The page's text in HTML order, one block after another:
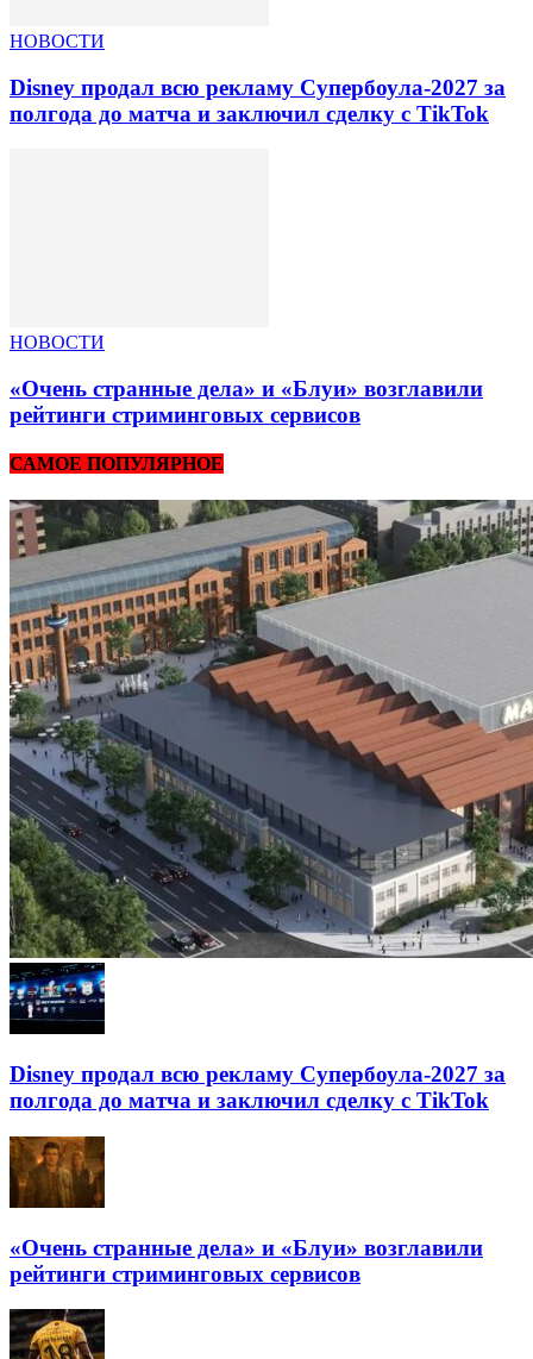
НОВОСТИ
Disney продал всю рекламу Супербоула-2027 за
полгода до матча и заключил сделку с TikTok
НОВОСТИ
«Очень странные дела» и «Блуи» возглавили
рейтинги стриминговых сервисов
САМОЕ ПОПУЛЯРНОЕ
Disney продал всю рекламу Супербоула-2027 за
полгода до матча и заключил сделку с TikTok
«Очень странные дела» и «Блуи» возглавили
рейтинги стриминговых сервисов